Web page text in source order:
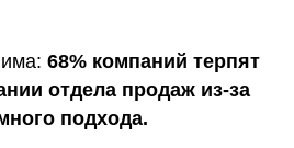
68% компаний терпят
отдела продаж из-за
подхода.